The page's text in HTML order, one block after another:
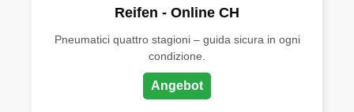
Reifen - Online CH
Pneumatici quattro stagioni – guida sicura in ogni
condizione.
Angebot